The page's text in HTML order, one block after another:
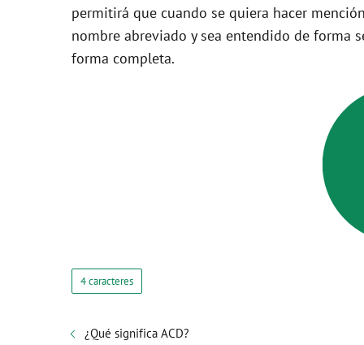
permitirá que cuando se quiera hacer
nombre abreviado y sea entendido de forma
forma completa.
4 caracteres
¿Qué significa ACD?